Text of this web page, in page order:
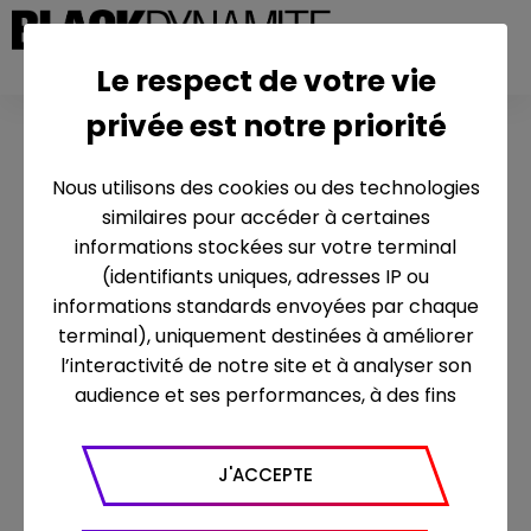
INTELLIGENCE ARTIFICIELLE - DROIT
D'OPPOSITION
Intelligence Artificielle – Droit
d’opposition
Les contenus audios, visuels et/ou
textuels, de quelque nature que ce soit,
accessibles sur le présent site internet
ainsi que, plus généralement, l’ensemble
par le Groupe Mediawan et/ou l’une
quelconque de ses filiales, y compris les
Le respect de votre vie
privée est notre priorité
Nous utilisons des cookies ou des technologies
similaires pour accéder à certaines
informations stockées sur votre terminal
(identifiants uniques, adresses IP ou
informations standards envoyées par chaque
terminal), uniquement destinées à améliorer
l’interactivité de notre site et à analyser son
audience et ses performances, à des fins
Google Analytics pour générer des rapports
sur le trafic (nombre de visites, temps passé
sur le site, nombre de pages vues en moyenne,
J'ACCEPTE